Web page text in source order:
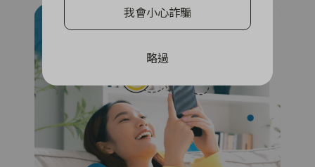
略過
我會小心詐騙